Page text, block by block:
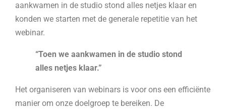
aankwamen in de studio stond alles netjes klaar en
konden we starten met de generale repetitie van het
webinar.
“Toen we aankwamen in de studio stond
alles netjes klaar.”
Het organiseren van webinars is voor ons een efficiënte
manier om onze doelgroep te bereiken. De